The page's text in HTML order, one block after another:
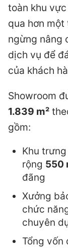
toàn khu
qua hơn
ngừng nâng
dịch vụ để
của khách
Showroom
1.839 m²
gồm:
Khu
rộng 550
đãng
Xưởng
chức
chuyên
Tổng vốn